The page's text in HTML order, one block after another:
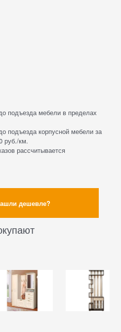
подъезда мебели в пределах
подъезда корпусной мебели за
руб./км.
рассчитывается
дешевле?